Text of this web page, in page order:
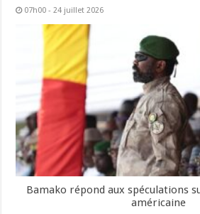
07h00 - 24 juillet 2026
Bamako répond aux spéculations
américaine